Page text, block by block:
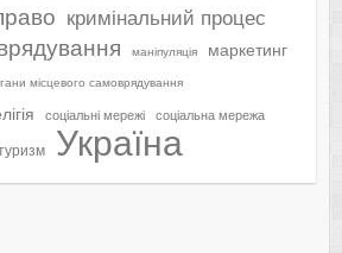
кримінальний процес
маніпуляція маркетинг
місцевого самоврядування
соціальні мережі соціальна мережа
Україна